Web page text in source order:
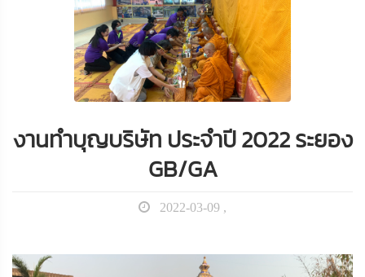
งานทำบุญบริษัท ประจำปี 2022 ระยอง
GB/GA
2022-03-09 ,